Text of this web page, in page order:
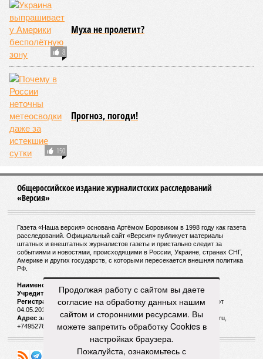
8
Муха не пролетит?
150
Прогноз, погоди!
Общероссийское издание журналистских расследований
«Версия»
Газета «Наша версия» основана Артёмом Боровиком в 1998 году как газета
расследований. Официальный сайт «Версия» публикует материалы
штатных и внештатных журналистов газеты и пристально следит за
событиями и новостями, происходящими в России, Украине, странах СНГ,
Америке и других государств, с которыми пересекается внешняя политика
РФ.
Наименование:
Учредитель:
ООО «Версия»,Главный редактор:Горевой Р. Г.
Регистрационный номер Роскомнадзора:ЭЛ № ФС 77 - 72681 от
04.05.2018 г.
Адрес электронной почты и телефон редакции:versia@versia.ru,
+74952760348
Продолжая работу с сайтом вы даете
согласие на обработку данных нашим
сайтом и сторонними ресурсами. Вы
можете запретить обработку Cookies в
настройках браузера.
Пожалуйста, ознакомьтесь с